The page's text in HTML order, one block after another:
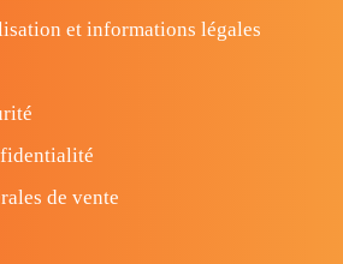
et informations légales
de vente